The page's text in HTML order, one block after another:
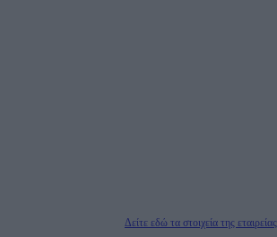
Δείτε εδώ τα στοιχεία της εταιρείας